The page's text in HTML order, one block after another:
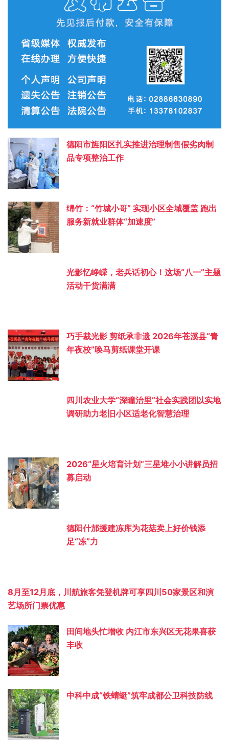
德阳市旌阳区扎实推进治理制售假劣肉制
品专项整治工作
绵竹：“竹城小哥” 实现小区全域覆盖 跑出
服务新就业群体“加速度”
光影忆峥嵘，老兵话初心！这场“八一”主题
活动干货满满
巧手裁光影 剪纸承非遗 2026年苍溪县“青
年夜校”唤马剪纸课堂开课
四川农业大学“深瞳治里”社会实践团以实地
调研助力老旧小区适老化智慧治理
2026“星火培育计划”三星堆小小讲解员招
募启动
德阳什邡援建冻库为花菇卖上好价钱添
足“冻”力
8月至12月底，川航旅客凭登机牌可享四川50家景区和演
艺场所门票优惠
田间地头忙增收 内江市东兴区无花果喜获
丰收
中科中成“铁蜻蜓”筑牢成都公卫科技防线